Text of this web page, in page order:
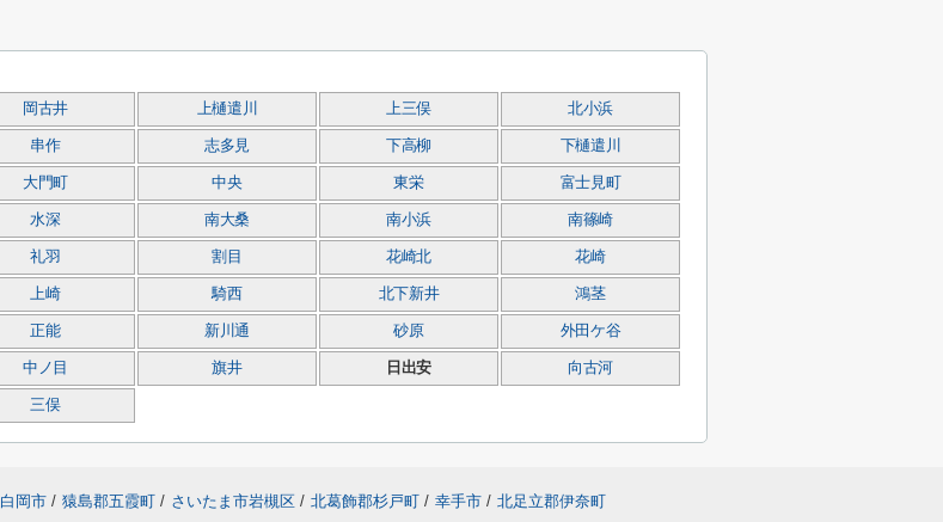
岡古井 上樋遣川 上三俣 北小浜
串作 志多見 下高柳 下樋遣川
大門町 中央 東栄 富士見町
水深 南大桑 南小浜 南篠崎
礼羽 割目 花崎北 花崎
上崎 騎西 北下新井 鴻茎
正能 新川通 砂原 外田ケ谷
中ノ目 旗井 日出安 向古河
三俣
白岡市 / 猿島郡五霞町 / さいたま市岩槻区 / 北葛飾郡杉戸町 / 幸手市 / 北足立郡伊奈町